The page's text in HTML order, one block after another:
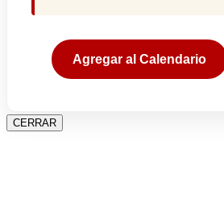
Agregar al Calendario
CERRAR